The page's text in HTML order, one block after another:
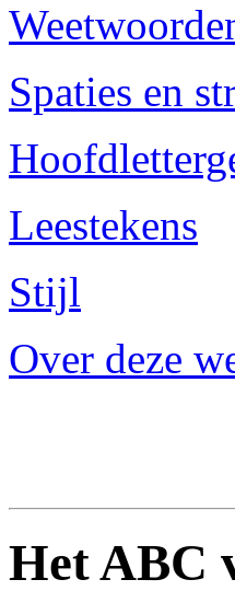
Spaties en
Leestekens
Stijl
Over deze
Het ABC